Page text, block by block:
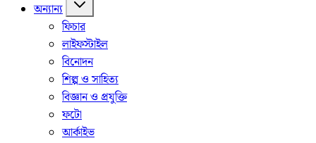
অন্যান্য
ফিচার
লাইফস্টাইল
বিনোদন
শিল্প ও সাহিত্য
বিজ্ঞান ও প্রযুক্তি
ফটো
আর্কাইভ